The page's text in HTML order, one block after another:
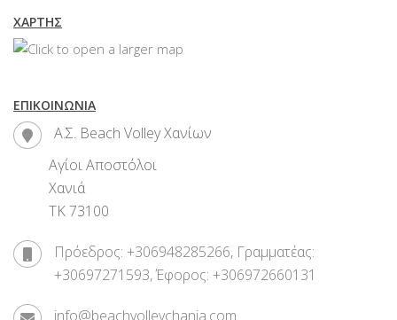
ΧΆΡΤΗΣ
ΕΠΙΚΟΙΝΩΝΊΑ
Α.Σ. Beach Volley Χανίων
Αγίοι Αποστόλοι
Χανιά
ΤΚ 73100
Πρόεδρος: +306948285266, Γραμματέας:
+30697271593, Έφορος: +306972660131
info@beachvolleychania.com